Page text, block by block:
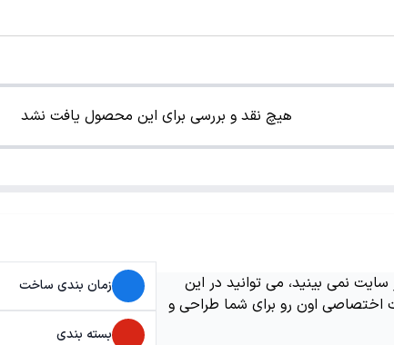
هیچ نقد و بررسی برای این محصول یافت نشد
نمی بینید، می توانید در این
اون رو برای شما طراحی و
زمان بندی ساخت
بسته بندی